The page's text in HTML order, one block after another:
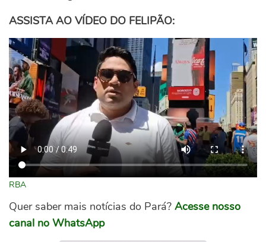
ASSISTA AO VÍDEO DO FELIPÃO:
RBA
Quer saber mais notícias do Pará? Acesse nosso
canal no WhatsApp